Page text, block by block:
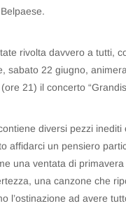
rivolta davvero a tutti,
sabato 22 giugno,
21) il concerto
diversi pezzi
affidarci un pensiero
una ventata di
una canzone che
l’ostinazione ad avere